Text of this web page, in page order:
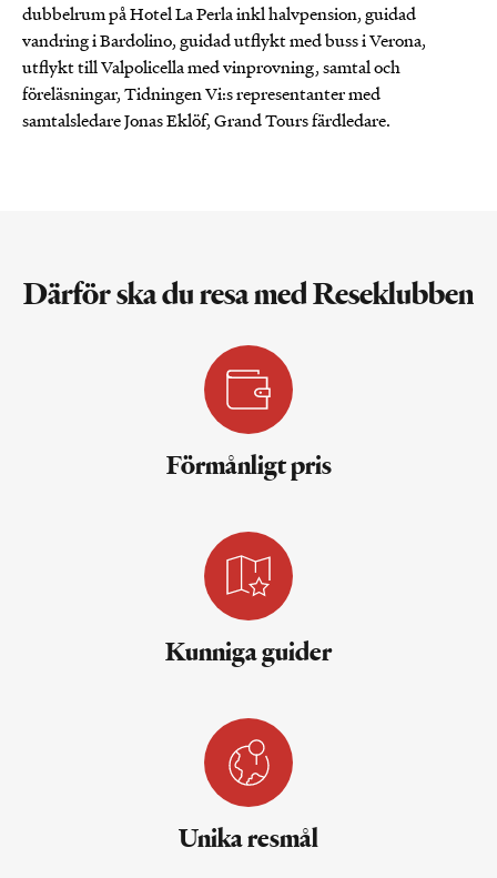
dubbelrum på Hotel La Perla inkl halvpension, guidad
vandring i Bardolino, guidad utflykt med buss i Verona,
utflykt till Valpolicella med vinprovning, samtal och
föreläsningar, Tidningen Vi:s representanter med
samtalsledare Jonas Eklöf, Grand Tours färdledare.
Därför ska du resa med Reseklubben
Förmånligt pris
Kunniga guider
Unika resmål